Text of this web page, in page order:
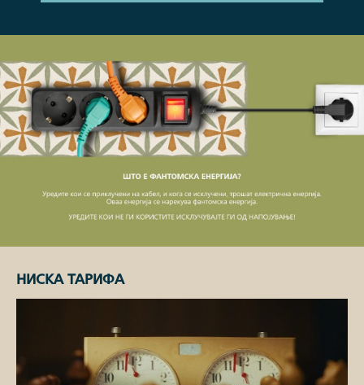
НИСКА ТАРИФА